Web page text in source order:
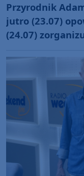
Przyrodnik
jutro (23.07)
(24.07)